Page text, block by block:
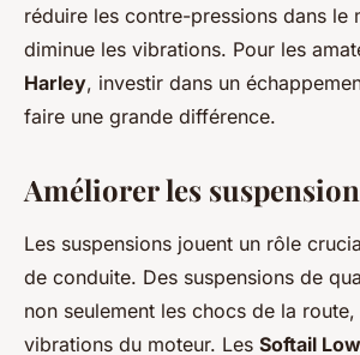
réduire les contre-pressions dans le
diminue les vibrations. Pour les
Harley, investir dans un
faire une grande différence.
Améliorer les
Les suspensions jouent un rôle
de conduite. Des suspensions de
non seulement les chocs de la
vibrations du moteur. Les Softail